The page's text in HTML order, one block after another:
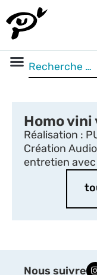
Homo
Réalisation :
Création
entretien
Nous suivre